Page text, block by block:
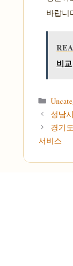
바랍니
비교
카테
성남
경기
서비스